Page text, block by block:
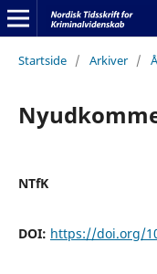
Startside / Arkiver /
NTfK
DOI: https://doi.org/